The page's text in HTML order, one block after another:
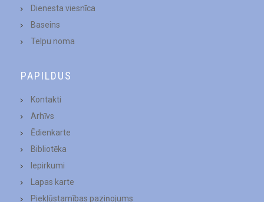
Dienesta viesnīca
Baseins
Telpu noma
PAPILDUS
Kontakti
Arhīvs
Ēdienkarte
Bibliotēka
Iepirkumi
Lapas karte
Piekļūstamības paziņojums